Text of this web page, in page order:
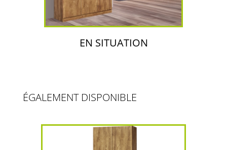
EN SITUATION
ÉGALEMENT DISPONIBLE